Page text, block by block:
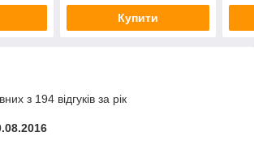
Купити
з 194 відгуків за рік